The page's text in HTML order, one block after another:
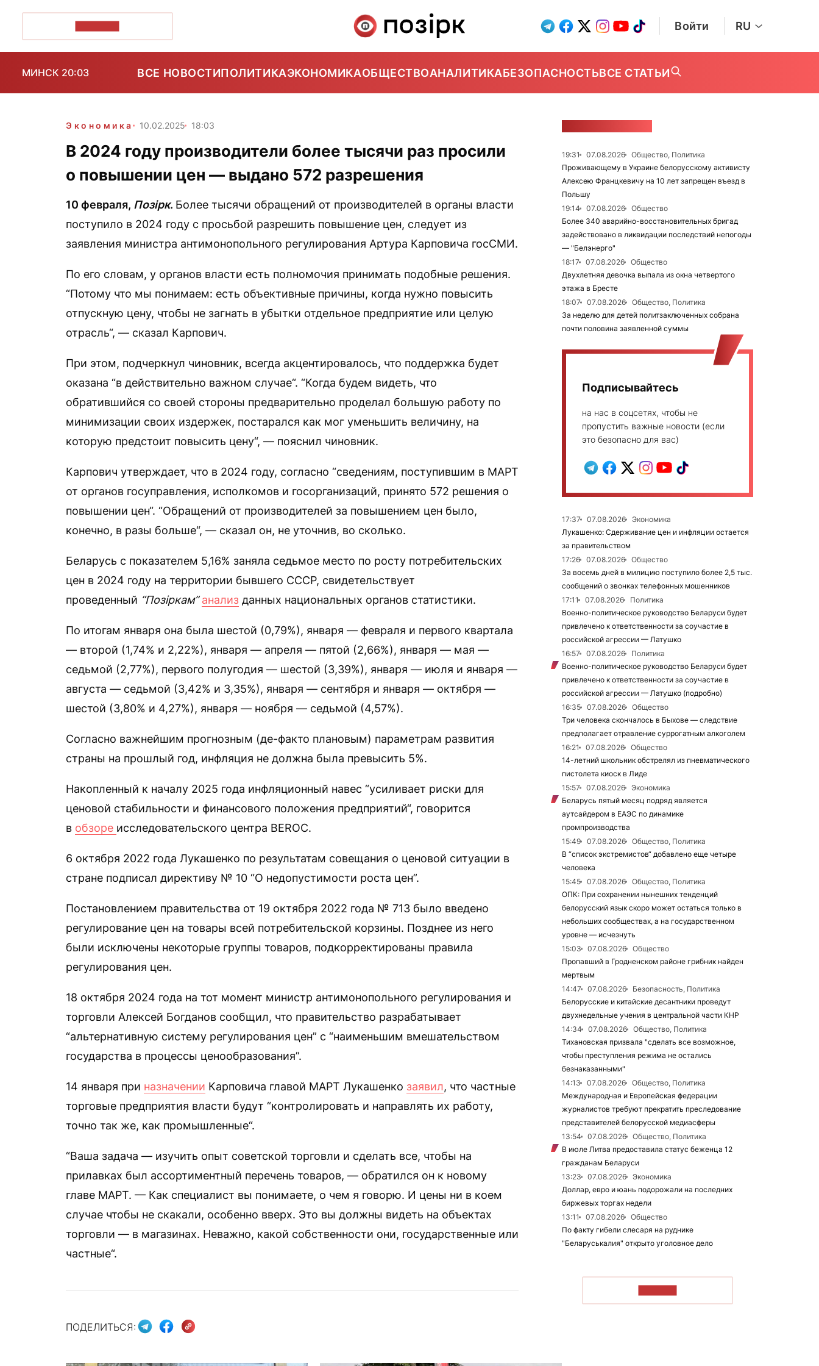
Войти RU
МИНСК 20:03 ВСЕ НОВОСТИПОЛИТИКАЭКОНОМИКАОБЩЕСТВОАНАЛИТИКАБЕЗОПАСНОСТЬВСЕ СТАТЬИ
Экономика 10.02.2025 18:03
В 2024 году производители более тысячи раз просили
о повышении цен — выдано 572 разрешения
10 февраля, Позірк. Более тысячи обращений от производителей в органы власти
поступило в 2024 году с просьбой разрешить повышение цен, следует из
заявления министра антимонопольного регулирования Артура Карповича госСМИ.
По его словам, у органов власти есть полномочия принимать подобные решения.
“Потому что мы понимаем: есть объективные причины, когда нужно повысить
отпускную цену, чтобы не загнать в убытки отдельное предприятие или целую
отрасль“, — сказал Карпович.
При этом, подчеркнул чиновник, всегда акцентировалось, что поддержка будет
оказана “в действительно важном случае“. “Когда будем видеть, что
обратившийся со своей стороны предварительно проделал большую работу по
минимизации своих издержек, постарался как мог уменьшить величину, на
которую предстоит повысить цену“, — пояснил чиновник.
Карпович утверждает, что в 2024 году, согласно “сведениям, поступившим в МАРТ
от органов госуправления, исполкомов и госорганизаций, принято 572 решения о
повышении цен“. “Обращений от производителей за повышением цен было,
конечно, в разы больше“, — сказал он, не уточнив, во сколько.
Беларусь с показателем 5,16% заняла седьмое место по росту потребительских
цен в 2024 году на территории бывшего СССР, свидетельствует
проведенный “Позіркам” анализ данных национальных органов статистики.
По итогам января она была шестой (0,79%), января — февраля и первого квартала
— второй (1,74% и 2,22%), января — апреля — пятой (2,66%), января — мая —
седьмой (2,77%), первого полугодия — шестой (3,39%), января — июля и января —
августа — седьмой (3,42% и 3,35%), января — сентября и января — октября —
шестой (3,80% и 4,27%), января — ноября — седьмой (4,57%).
Согласно важнейшим прогнозным (де-факто плановым) параметрам развития
страны на прошлый год, инфляция не должна была превысить 5%.
Накопленный к началу 2025 года инфляционный навес “усиливает риски для
ценовой стабильности и финансового положения предприятий“, говорится
в обзоре исследовательского центра BEROC.
6 октября 2022 года Лукашенко по результатам совещания о ценовой ситуации в
стране подписал директиву № 10 “О недопустимости роста цен”.
Постановлением правительства от 19 октября 2022 года № 713 было введено
регулирование цен на товары всей потребительской корзины. Позднее из него
были исключены некоторые группы товаров, подкорректированы правила
регулирования цен.
18 октября 2024 года на тот момент министр антимонопольного регулирования и
торговли Алексей Богданов сообщил, что правительство разрабатывает
“альтернативную систему регулирования цен” с “наименьшим вмешательством
государства в процессы ценообразования”.
14 января при назначении Карповича главой МАРТ Лукашенко заявил, что частные
торговые предприятия власти будут “контролировать и направлять их работу,
точно так же, как промышленные“.
“Ваша задача — изучить опыт советской торговли и сделать все, чтобы на
прилавках был ассортиментный перечень товаров, — обратился он к новому
главе МАРТ. — Как специалист вы понимаете, о чем я говорю. И цены ни в коем
случае чтобы не скакали, особенно вверх. Это вы должны видеть на объектах
торговли — в магазинах. Неважно, какой собственности они, государственные или
частные“.
ПОДЕЛИТЬСЯ:
19:31 07.08.2026
Общество, Политика
Проживающему в Украине белорусскому активисту
Алексею Францкевичу на 10 лет запрещен въезд в
Польшу
19:14
07.08.2026
Общество
Более 340 аварийно-восстановительных бригад
задействовано в ликвидации последствий непогоды
— "Белэнерго"
18:17
07.08.2026
Общество
Двухлетняя девочка выпала из окна четвертого
этажа в Бресте
18:07
07.08.2026
Общество, Политика
За неделю для детей политзаключенных собрана
почти половина заявленной суммы
Подписывайтесь
на нас в соцсетях, чтобы не
пропустить важные новости (если
это безопасно для вас)
17:37 07.08.2026
Экономика
Лукашенко: Сдерживание цен и инфляции остается
за правительством
17:26
07.08.2026
Общество
За восемь дней в милицию поступило более 2,5 тыс.
сообщений о звонках телефонных мошенников
17:11
07.08.2026
Политика
Военно-политическое руководство Беларуси будет
привлечено к ответственности за соучастие в
российской агрессии — Латушко
16:57
07.08.2026
Политика
Военно-политическое руководство Беларуси будет
привлечено к ответственности за соучастие в
российской агрессии — Латушко (подробно)
16:35
07.08.2026
Общество
Три человека скончалось в Быхове — следствие
предполагает отравление суррогатным алкоголем
16:21
07.08.2026
Общество
14-летний школьник обстрелял из пневматического
пистолета киоск в Лиде
15:57
07.08.2026
Экономика
Беларусь пятый месяц подряд является
аутсайдером в ЕАЭС по динамике
промпроизводства
15:49
07.08.2026
Общество, Политика
В “список экстремистов“ добавлено еще четыре
человека
15:45
07.08.2026
Общество, Политика
ОПК: При сохранении нынешних тенденций
белорусский язык скоро может остаться только в
небольших сообществах, а на государственном
уровне — исчезнуть
15:03
07.08.2026
Общество
Пропавший в Гродненском районе грибник найден
мертвым
14:47
07.08.2026
Безопасность, Политика
Белорусские и китайские десантники проведут
двухнедельные учения в центральной части КНР
14:34
07.08.2026
Общество, Политика
Тихановская призвала "сделать все возможное,
чтобы преступления режима не остались
безнаказанными"
14:13
07.08.2026
Общество, Политика
Международная и Европейская федерации
журналистов требуют прекратить преследование
представителей белорусской медиасферы
13:54
07.08.2026
Общество, Политика
В июле Литва предоставила статус беженца 12
гражданам Беларуси
13:23
07.08.2026
Экономика
Доллар, евро и юань подорожали на последних
биржевых торгах недели
13:11
07.08.2026
Общество
По факту гибели слесаря на руднике
"Беларуськалия" открыто уголовное дело